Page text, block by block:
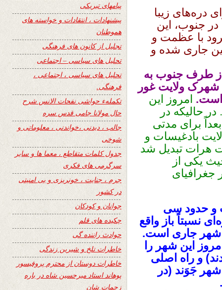
دره‌های زیبا
جنوب، این
با عظمت و
جاری شده و
طرف جنوب به
شهرک ولایت غور
است. امروز این
حالیکه در
بعداً برای‌ مدتی‌
بادغیسات‌ و
هرات‌ تبدیل‌ شد
هـ ش‌، منحیث یکی از
جغرافیای
و حدود سی‌
نسبتاً باز واقع‌
شهر جاری‌ است‌.
این شهر را
و راه‌ اصلی‌
جَوَند (در
پیامهای تبریکی
پیشنهادات ، انتقادات و خواسته های
هموطنان
تجلیل از کانون های فرهنگی
تحلیل های سیاسی – اجتماعی
تحلیل های سیاسی ، اجتماعی ،
فرهنگی.
تکملهء حواشی نفحات الانس شرح
حال مولانا جامی قدس سره
جالب ، دیدنی ،خواندنی ، معلوماتی و
شوخی
جدول کلمات متقاطع ، معما ها و سایر
سرگرمی های فکری
جرم ، جنایت ، خونریزی و بی امنیتی
در کشور
جوانان و کودکان
چکیده های قلم
حوادث راننده گی
خاطرات تلخ و شیرین زندگی
خاطرات دوستان از محترم پروفیسور
پوهاند استاد میرحسین شاه در باره
زحمات شان